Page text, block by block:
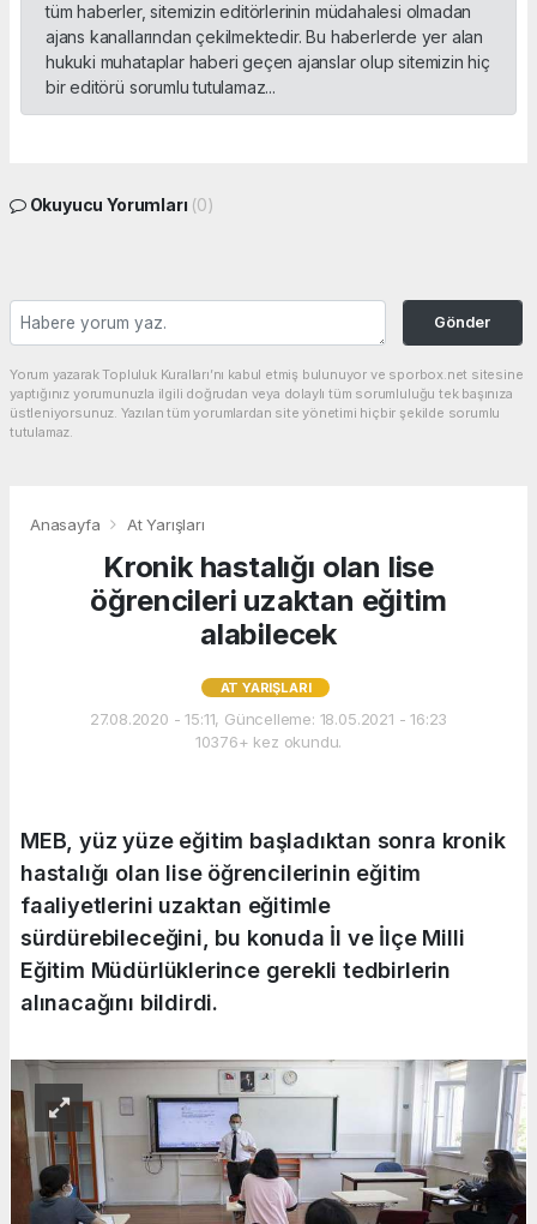
tüm haberler, sitemizin editörlerinin müdahalesi olmadan
ajans kanallarından çekilmektedir. Bu haberlerde yer alan
hukuki muhataplar haberi geçen ajanslar olup sitemizin hiç
bir editörü sorumlu tutulamaz...
Okuyucu Yorumları (0)
Gönder
Yorum yazarak Topluluk Kuralları’nı kabul etmiş bulunuyor ve sporbox.net sitesine
yaptığınız yorumunuzla ilgili doğrudan veya dolaylı tüm sorumluluğu tek başınıza
üstleniyorsunuz. Yazılan tüm yorumlardan site yönetimi hiçbir şekilde sorumlu
tutulamaz.
Anasayfa At Yarışları
Kronik hastalığı olan lise
öğrencileri uzaktan eğitim
alabilecek
AT YARIŞLARI
27.08.2020 - 15:11, Güncelleme: 18.05.2021 - 16:23
10376+ kez okundu.
MEB, yüz yüze eğitim başladıktan sonra kronik
hastalığı olan lise öğrencilerinin eğitim
faaliyetlerini uzaktan eğitimle
sürdürebileceğini, bu konuda İl ve İlçe Milli
Eğitim Müdürlüklerince gerekli tedbirlerin
alınacağını bildirdi.